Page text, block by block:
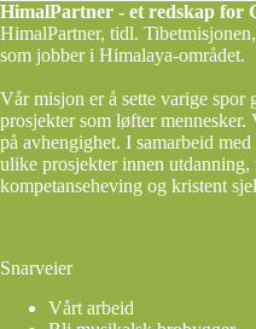
HimalPartner - et redskap for
HimalPartner, tidl.
som jobber i Himalaya-området.
Vår misjon er å sette varige
prosjekter som løfter mennesker.
på avhengighet. I samarbeid
ulike prosjekter innen utdanning,
kompetanseheving og kristent
Snarveier
Vårt arbeid